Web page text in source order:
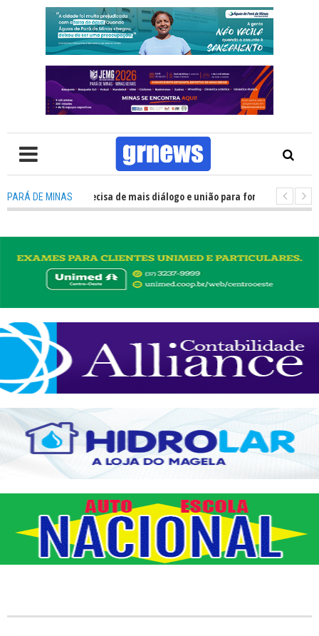
PARÁ DE MINAS
TV: Política precisa de mais diálogo e união para fortalecer Minas e